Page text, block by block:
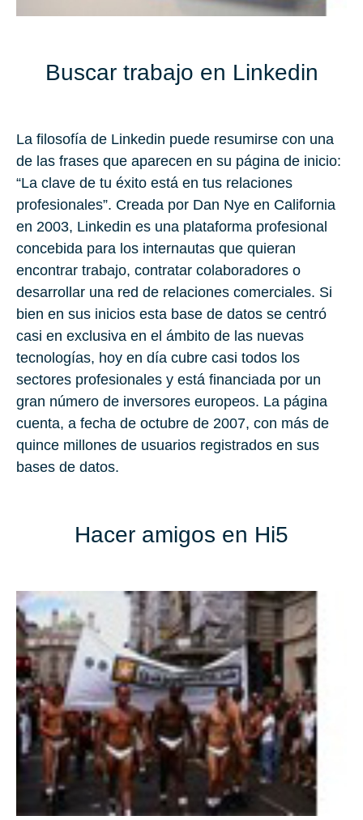
Buscar trabajo en Linkedin
La filosofía de Linkedin puede resumirse con una
de las frases que aparecen en su página de inicio:
“La clave de tu éxito está en tus relaciones
profesionales”. Creada por Dan Nye en California
en 2003, Linkedin es una plataforma profesional
concebida para los internautas que quieran
encontrar trabajo, contratar colaboradores o
desarrollar una red de relaciones comerciales. Si
bien en sus inicios esta base de datos se centró
casi en exclusiva en el ámbito de las nuevas
tecnologías, hoy en día cubre casi todos los
sectores profesionales y está financiada por un
gran número de inversores europeos. La página
cuenta, a fecha de octubre de 2007, con más de
quince millones de usuarios registrados en sus
bases de datos.
Hacer amigos en Hi5